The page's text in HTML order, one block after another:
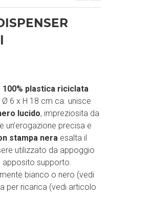
100% plastica riciclata
6 x H 18 cm ca. unisce
lucido, impreziosita da
un’erogazione precisa e
stampa nera esalta il
utilizzato da appoggio
apposito supporto.
bianco o nero (vedi
per ricarica (vedi articolo